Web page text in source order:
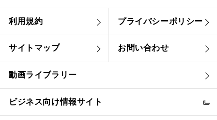
利用規約 プライバシーポリシー
サイトマップ お問い合わせ
動画ライブラリー
ビジネス向け情報サイト